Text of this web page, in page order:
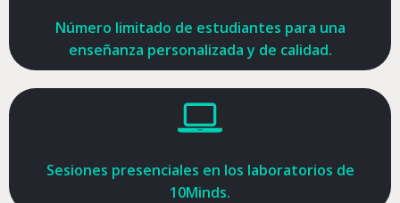
Número limitado de estudiantes para una
enseñanza personalizada y de calidad.
Sesiones presenciales en los laboratorios de
10Minds.